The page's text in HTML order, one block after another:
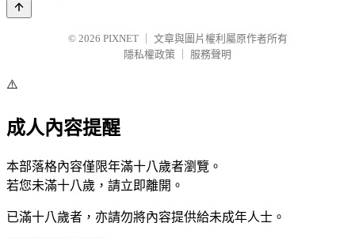
© 2026 PIXNET
文章與圖片權利屬原作者所有
隱私權政策
服務聲明
⚠️
成人內容提醒
本部落格內容僅限年滿十八歲者瀏覽。
若您未滿十八歲，請立即離開。
已滿十八歲者，亦請勿將內容提供給未成年人士。